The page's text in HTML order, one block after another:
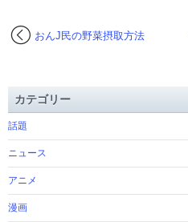
おんJ民の野菜摂取方法
カテゴリー
話題
ニュース
アニメ
漫画